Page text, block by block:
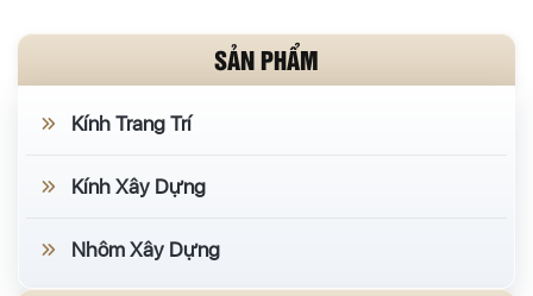
bức tường kín mít như trước đây nữa, ngay cả trong làm
việc, chình vì thế, vách ngăn nhôm kính văn phòng được ra
SẢN PHẨM
Kính Trang Trí
Kính Xây Dựng
Nhôm Xây Dựng